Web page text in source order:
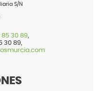
S/N
85 30 89,
30 89,